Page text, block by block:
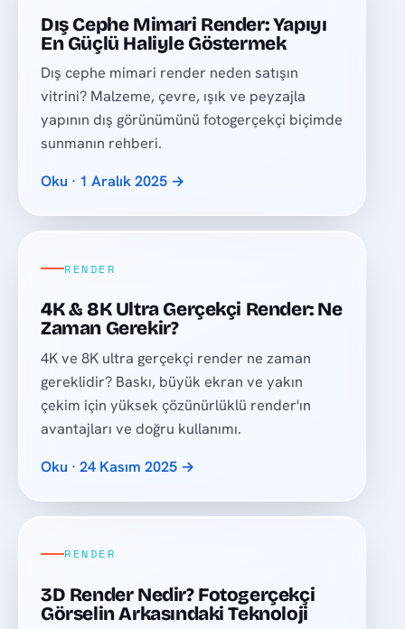
Dış Cephe Mimari Render: Yapıyı
En Güçlü Haliyle Göstermek
Dış cephe mimari render neden satışın
vitrini? Malzeme, çevre, ışık ve peyzajla
yapının dış görünümünü fotogerçekçi biçimde
sunmanın rehberi.
Oku · 1 Aralık 2025 →
RENDER
4K & 8K Ultra Gerçekçi Render: Ne
Zaman Gerekir?
4K ve 8K ultra gerçekçi render ne zaman
gereklidir? Baskı, büyük ekran ve yakın
çekim için yüksek çözünürlüklü render'ın
avantajları ve doğru kullanımı.
Oku · 24 Kasım 2025 →
RENDER
3D Render Nedir? Fotogerçekçi
Görselin Arkasındaki Teknoloji